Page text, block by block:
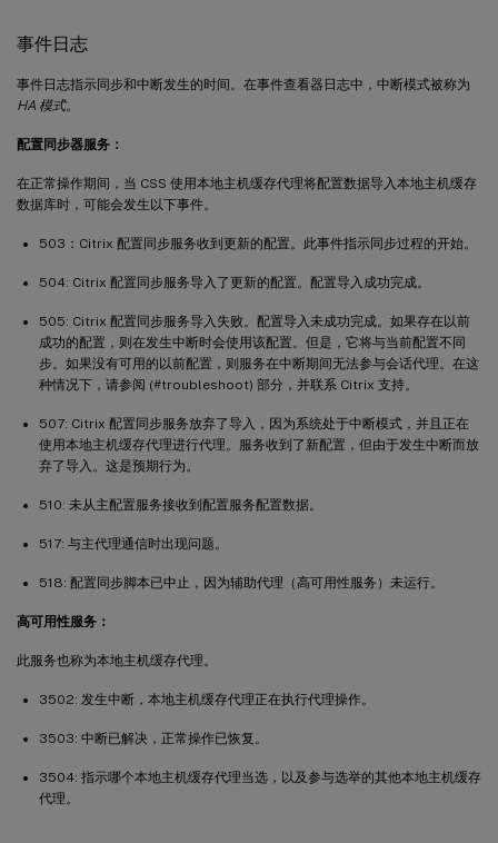
事件日志
事件日志指示同步和中断发生的时间。在事件查看器日志中，中断模式被称为
HA 模式。
配置同步器服务：
在正常操作期间，当 CSS 使用本地主机缓存代理将配置数据导入本地主机缓存
数据库时，可能会发生以下事件。
503：Citrix 配置同步服务收到更新的配置。此事件指示同步过程的开始。
504: Citrix 配置同步服务导入了更新的配置。配置导入成功完成。
505: Citrix 配置同步服务导入失败。配置导入未成功完成。如果存在以前
成功的配置，则在发生中断时会使用该配置。但是，它将与当前配置不同
步。如果没有可用的以前配置，则服务在中断期间无法参与会话代理。在这
种情况下，请参阅 (#troubleshoot) 部分，并联系 Citrix 支持。
507: Citrix 配置同步服务放弃了导入，因为系统处于中断模式，并且正在
使用本地主机缓存代理进行代理。服务收到了新配置，但由于发生中断而放
弃了导入。这是预期行为。
510: 未从主配置服务接收到配置服务配置数据。
517: 与主代理通信时出现问题。
518: 配置同步脚本已中止，因为辅助代理（高可用性服务）未运行。
高可用性服务：
此服务也称为本地主机缓存代理。
3502: 发生中断，本地主机缓存代理正在执行代理操作。
3503: 中断已解决，正常操作已恢复。
3504: 指示哪个本地主机缓存代理当选，以及参与选举的其他本地主机缓存
代理。